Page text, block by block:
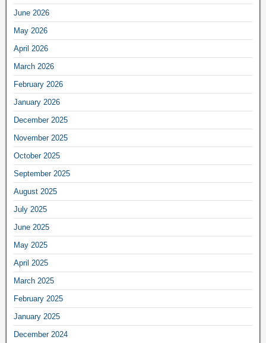
June 2026
May 2026
April 2026
March 2026
February 2026
January 2026
December 2025
November 2025
October 2025
September 2025
August 2025
July 2025
June 2025
May 2025
April 2025
March 2025
February 2025
January 2025
December 2024